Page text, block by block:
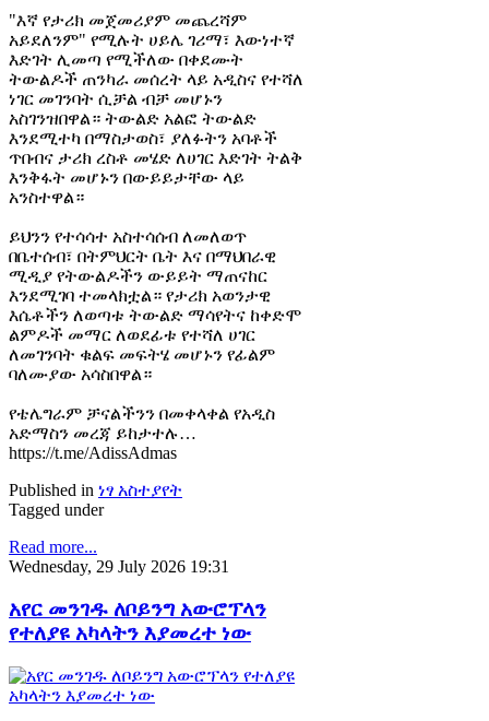
"እኛ የታሪክ መጀመሪያም መጨረሻም
አይደለንም" የሚሉት ሀይሌ ገሪማ፣ እውነተኛ
እድገት ሊመጣ የሚችለው በቀደሙት
ትውልዶች ጠንካራ መሰረት ላይ አዲስና የተሻለ
ነገር መገንባት ሲቻል ብቻ መሆኑን
አስገንዝበዋል። ትውልድ አልፎ ትውልድ
እንደሚተካ በማስታወስ፣ ያለፉትን አባቶች
ጥበብና ታሪክ ረስቶ መሄድ ለሀገር እድገት ትልቅ
እንቅፋት መሆኑን በውይይታቸው ላይ
አንስተዋል።
ይህንን የተሳሳተ አስተሳሰብ ለመለወጥ
በቤተሰብ፣ በትምህርት ቤት እና በማህበራዊ
ሚዲያ የትውልዶችን ውይይት ማጠናከር
እንደሚገባ ተመላክቷል። የታሪክ አወንታዊ
እሴቶችን ለወጣቱ ትውልድ ማሳየትና ከቀድሞ
ልምዶች መማር ለወደፊቱ የተሻለ ሀገር
ለመገንባት ቁልፍ መፍትሄ መሆኑን የፊልም
ባለሙያው አሳስበዋል።
የቴሌግራም ቻናልችንን በመቀላቀል የአዲስ
አድማስን መረጃ ይከታተሉ…
https://t.me/AdissAdmas
Published in ነፃ አስተያየት
Tagged under
Read more...
Wednesday, 29 July 2026 19:31
አየር መንገዱ ለቦይንግ አውሮፕላን
የተለያዩ አካላትን እያመረተ ነው